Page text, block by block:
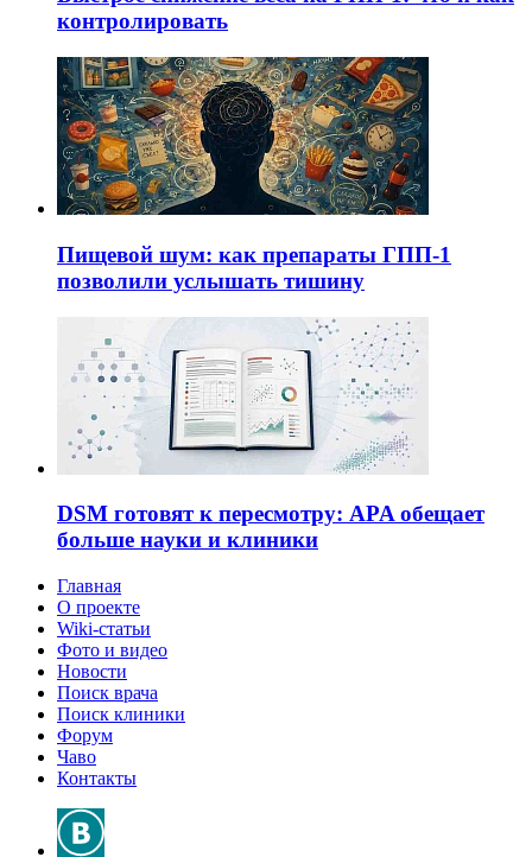
контролировать
Пищевой шум: как препараты ГПП-1
позволили услышать тишину
DSM готовят к пересмотру: APA обещает
больше науки и клиники
Главная
О проекте
Wiki-статьи
Фото и видео
Новости
Поиск врача
Поиск клиники
Форум
Чаво
Контакты